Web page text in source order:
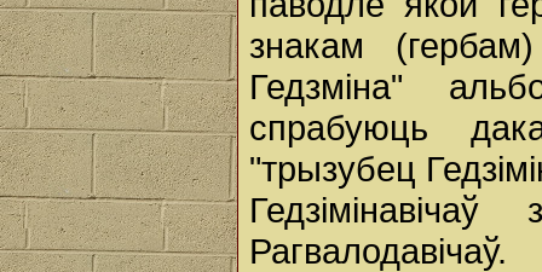
знакам
Гедзміна"
спрабуюць
"трызубец
Рагвалодавічаў.